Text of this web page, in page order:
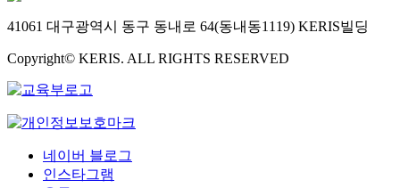
41061 대구광역시 동구 동내로 64(동내동1119) KERIS빌딩
Copyright© KERIS. ALL RIGHTS RESERVED
네이버 블로그
인스타그램